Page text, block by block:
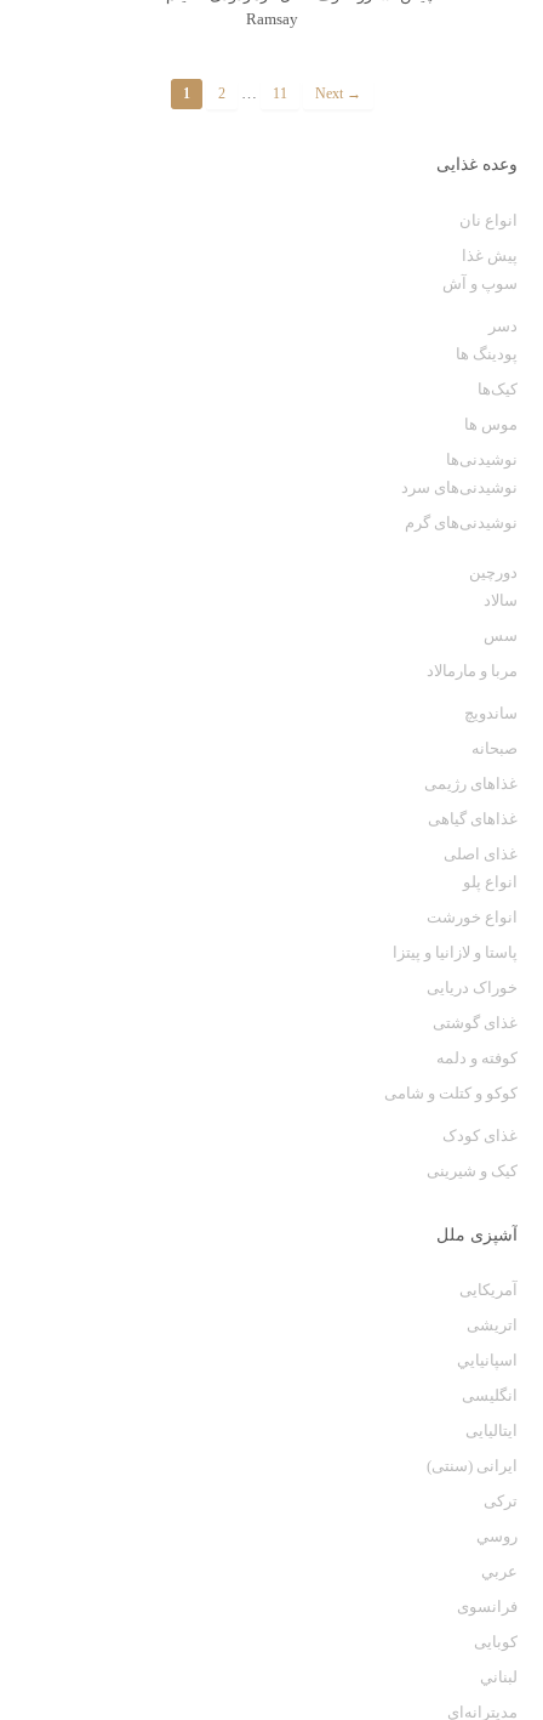
Ramsay
1 2 … 11 Next →
وعده غذایی
انواع نان
پیش غذا
سوپ و آش
دسر
پودینگ ها
کیک‌ها
موس ها
نوشیدنی‌ها
نوشیدنی‌های سرد
نوشیدنی‌های گرم
دورچین
سالاد
سس
مربا و مارمالاد
ساندویچ
صبحانه
غذاهای رژیمی
غذاهای گیاهی
غذای اصلی
انواع پلو
انواع خورشت
پاستا و لازانيا و پيتزا
خوراک دریایی
غذای گوشتی
كوفته و دلمه
کوکو و کتلت و شامی
غذای کودک
کیک و شیرینی
آشپزی ملل
آمریکایی
اتریشی
اسپانيايي
انگلیسی
ایتالیایی
ایرانی (سنتی)
ترکی
روسي
عربي
فرانسوی
كوبايى
لبناني
مديترانه‌اي